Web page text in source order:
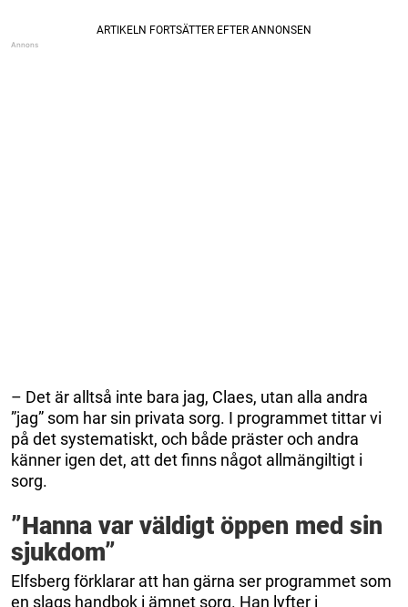
– Det är alltså inte bara jag, Claes, utan alla andra
”jag” som har sin privata sorg. I programmet tittar vi
på det systematiskt, och både präster och andra
känner igen det, att det finns något allmängiltigt i
sorg.
”Hanna var väldigt öppen med sin
sjukdom”
Elfsberg förklarar att han gärna ser programmet som
en slags handbok i ämnet sorg. Han lyfter i